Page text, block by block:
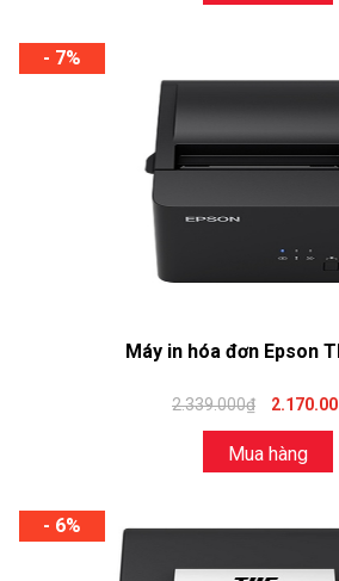
- 7%
Máy in hóa đơn Epson
2.339.000₫
Mua hàng
- 6%